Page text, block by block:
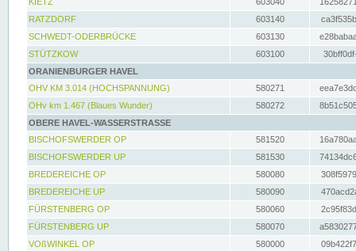
RATZDORF
603140
SCHWEDT-ODERBRÜCKE
603130
STÜTZKOW
603100
ORANIENBURGER HAVEL
OHV KM 3.014 (HOCHSPANNUNG)
580271
OHv km 1.467 (Blaues Wunder)
580272
OBERE HAVEL-WASSERSTRASSE
BISCHOFSWERDER OP
581520
BISCHOFSWERDER UP
581530
BREDEREICHE OP
580080
BREDEREICHE UP
580090
FÜRSTENBERG OP
580060
FÜRSTENBERG UP
580070
VOßWINKEL OP
580000